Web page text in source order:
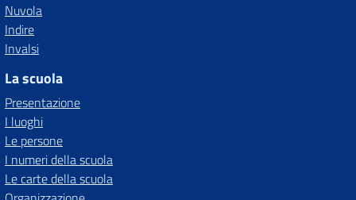
Nuvola
Indire
Invalsi
La scuola
Presentazione
I luoghi
Le persone
I numeri della scuola
Le carte della scuola